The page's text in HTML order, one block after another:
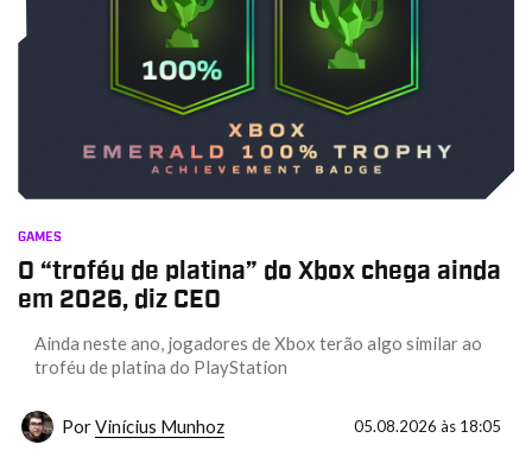
GAMES
O “troféu de platina” do Xbox chega ainda
em 2026, diz CEO
Ainda neste ano, jogadores de Xbox terão algo similar ao
troféu de platina do PlayStation
PorVinícius Munhoz 05.08.2026 às 18:05